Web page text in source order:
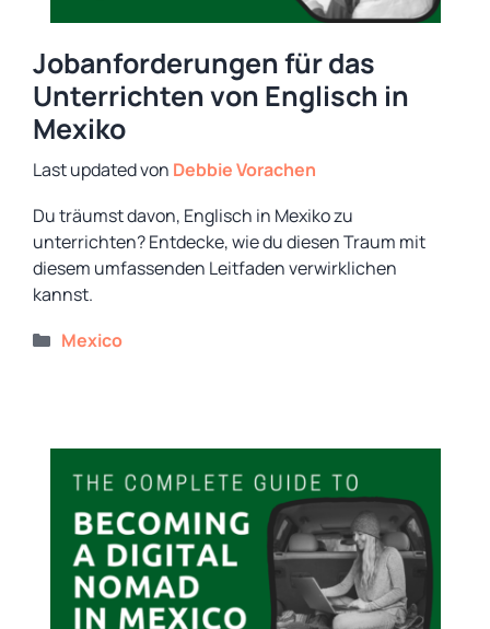
Jobanforderungen für das
Unterrichten von Englisch in
Mexiko
von Debbie Vorachen
Du träumst davon, Englisch in Mexiko zu
unterrichten? Entdecke, wie du diesen Traum mit
diesem umfassenden Leitfaden verwirklichen
kannst.
Kategorien
Mexico